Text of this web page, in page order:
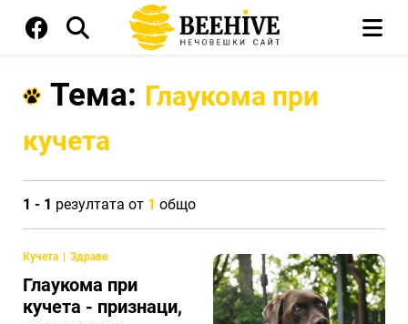
Тема: Глаукома при
кучета
1 - 1 резултата от 1 общо
Кучета Здраве
Глаукома при
кучета - признаци,